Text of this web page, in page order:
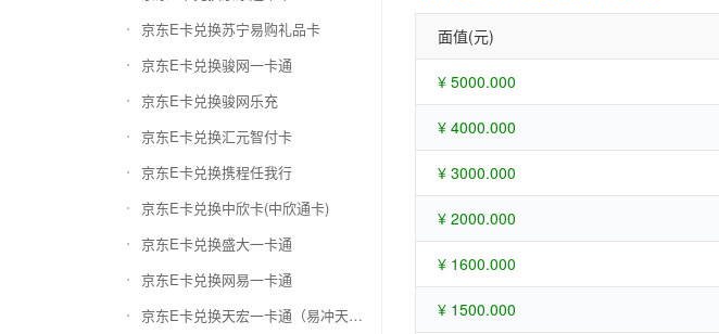
京东E卡兑换苏宁易购礼品卡
京东E卡兑换骏网一卡通
京东E卡兑换骏网乐充
京东E卡兑换汇元智付卡
京东E卡兑换携程任我行
京东E卡兑换中欣卡(中欣通卡)
京东E卡兑换盛大一卡通
京东E卡兑换网易一卡通
京东E卡兑换天宏一卡通（易冲天宏卡）
面值(元)
¥ 5000.000
¥ 4000.000
¥ 3000.000
¥ 2000.000
¥ 1600.000
¥ 1500.000